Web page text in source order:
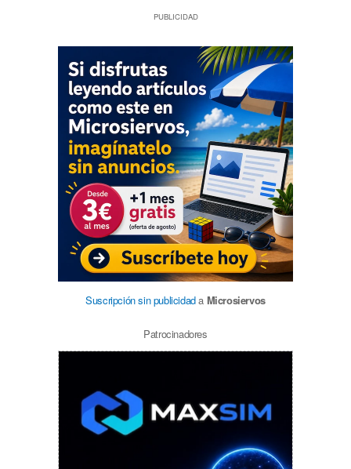
PUBLICIDAD
Suscripción sin publicidada Microsiervos
Patrocinadores